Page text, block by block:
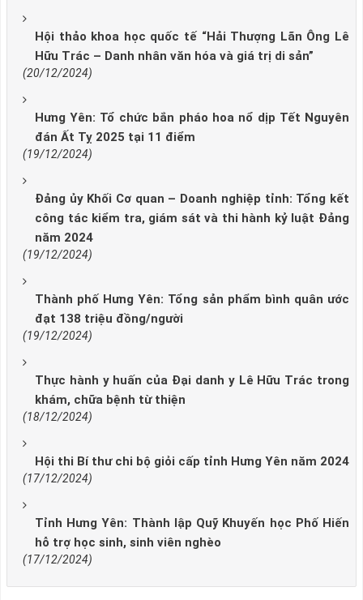
Hội thảo khoa học quốc tế “Hải Thượng Lãn Ông Lê
Hữu Trác – Danh nhân văn hóa và giá trị di sản”
(20/12/2024)
Hưng Yên: Tổ chức bắn pháo hoa nổ dịp Tết Nguyên
đán Ất Tỵ 2025 tại 11 điểm
(19/12/2024)
Đảng ủy Khối Cơ quan – Doanh nghiệp tỉnh: Tổng kết
công tác kiểm tra, giám sát và thi hành kỷ luật Đảng
năm 2024
(19/12/2024)
Thành phố Hưng Yên: Tổng sản phẩm bình quân ước
đạt 138 triệu đồng/người
(19/12/2024)
Thực hành y huấn của Đại danh y Lê Hữu Trác trong
khám, chữa bệnh từ thiện
(18/12/2024)
Hội thi Bí thư chi bộ giỏi cấp tỉnh Hưng Yên năm 2024
(17/12/2024)
Tỉnh Hưng Yên: Thành lập Quỹ Khuyến học Phố Hiến
hỗ trợ học sinh, sinh viên nghèo
(17/12/2024)